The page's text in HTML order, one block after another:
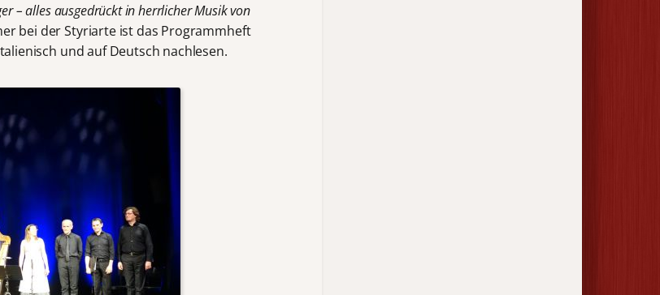
– alles ausgedrückt in herrlicher Musik von
bei der Styriarte ist das Programmheft
und auf Deutsch nachlesen.